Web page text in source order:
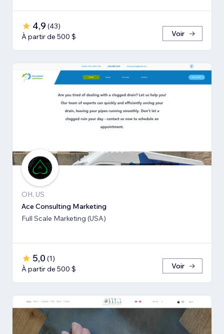
4,9 (43)
À partir de 500 $
Voir
OH, US
Ace Consulting Marketing
Full Scale Marketing (USA)
5,0 (1)
À partir de 500 $
Voir